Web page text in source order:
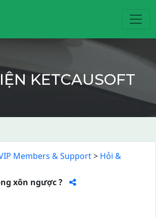
KETCAUSOFT
Members & Support> Hỏi &
xôn ngược ?